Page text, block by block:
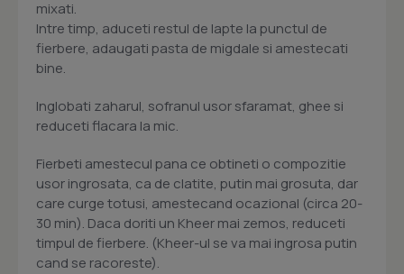
mixati.
Intre timp, aduceti restul de lapte la punctul de
fierbere, adaugati pasta de migdale si amestecati
bine.
Inglobati zaharul, sofranul usor sfaramat, ghee si
reduceti flacara la mic.
Fierbeti amestecul pana ce obtineti o compozitie
usor ingrosata, ca de clatite, putin mai grosuta, dar
care curge totusi, amestecand ocazional (circa 20-
30 min). Daca doriti un Kheer mai zemos, reduceti
timpul de fierbere. (Kheer-ul se va mai ingrosa putin
cand se racoreste).